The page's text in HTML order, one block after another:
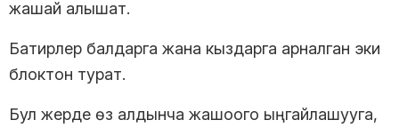
жашай алышат.
Батирлер балдарга жана кыздарга арналган эки
блоктон турат.
Бул жерде өз алдынча жашоого ыңгайлашууга,